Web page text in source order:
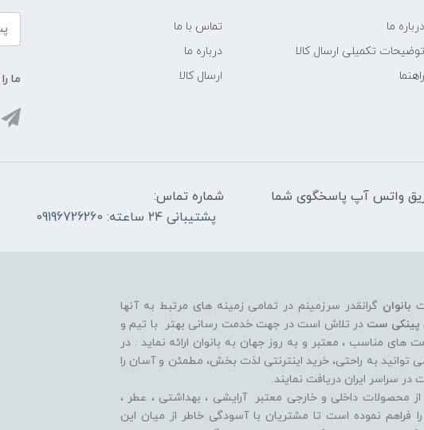
درباره ما
توضیحات تکمیلی ارسال کالا
راهنما
تماس با ما
درباره ما
ارسال کالا
ما
از طریق واتس آپ پاسخگوی شما
شماره تماس:
پشتیبانی ۲۴ ساعته: 09196726260
بانوان گرانقدر سرزمینم در تمامی زمینه های مرتبط به آنها
پینکی ست در تلاش است در جهت خدمت رسانی بهتر با تیم و
مناسب ، معتبر و به روز جهان به بانوان ارائه نماید . در
توانيد به راحتی، خرید اینترنتی لذت بخش، مطمئن و آسان را
در سراسر ایران دریافت نمایند.
محصولات داخلی و خارجی معتبر آرایشی ، بهداشتی ، عطر ،
فراهم نموده است تا مشتريان با آسودگی خاطر از ميان اين